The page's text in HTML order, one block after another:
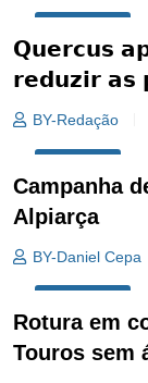
𝗤𝘂𝗲𝗿𝗰𝘂𝘀
𝗿𝗲𝗱𝘂𝘇𝗶𝗿
BY-Redação
Campanha
Alpiarça
BY-Daniel Cepa
Rotura em
Touros sem